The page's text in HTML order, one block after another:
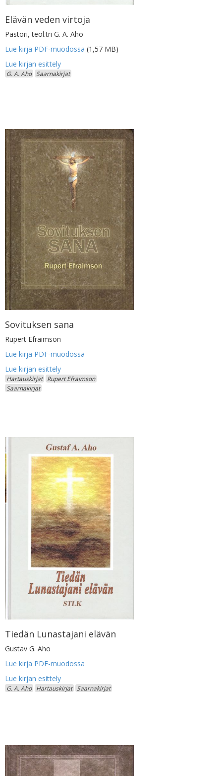
Elävän veden virtoja
Pastori, teol.tri G. A. Aho
Lue kirja PDF-muodossa (1,57 MB)
G. A. Aho Saarnakirjat
Sovituksen sana
Rupert Efraimson
Lue kirja PDF-muodossa
Hartauskirjat
Rupert Efraimson
Saarnakirjat
Tiedän Lunastajani elävän
Gustav G. Aho
Lue kirja PDF-muodossa
G. A. Aho Hartauskirjat Saarnakirjat